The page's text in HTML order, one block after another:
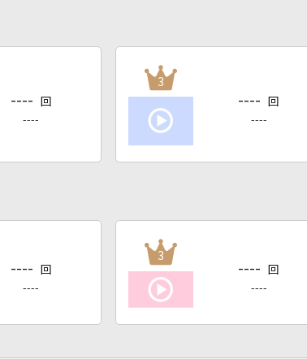
---- 回
----
3
---- 回
----
---- 回
----
3
---- 回
----